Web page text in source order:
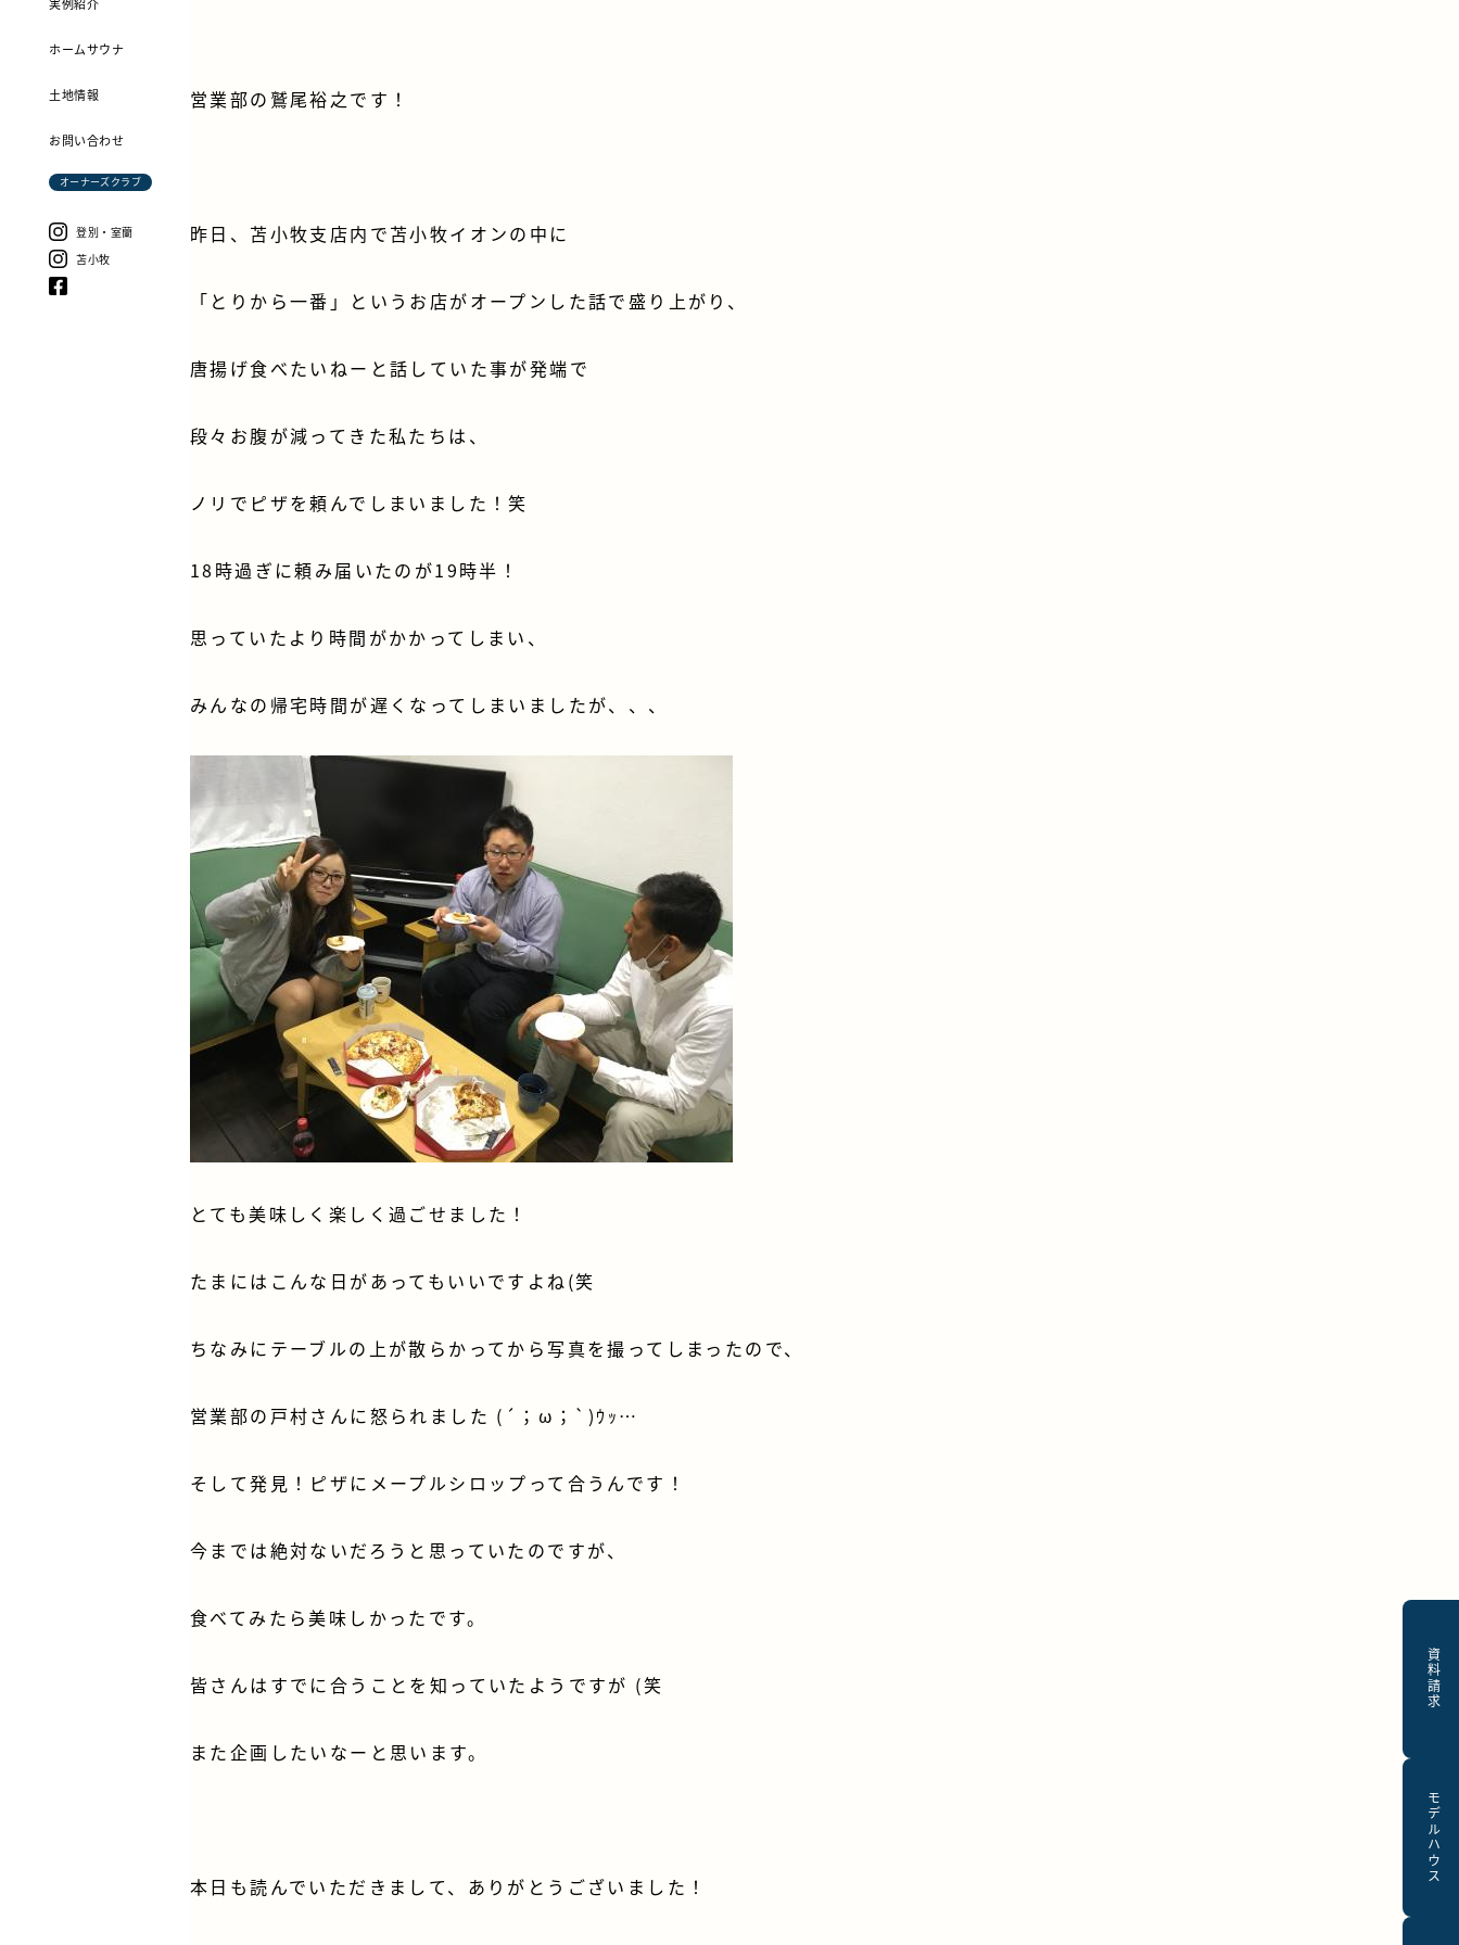
ホームサウナ
土地情報
お問い合わせ
オーナーズクラブ
登別・室蘭
苫小牧
資料請求
モデルハウス
営業部の鷲尾裕之です！
昨日、苫小牧支店内で苫小牧イオンの中に
「とりから一番」というお店がオープンした話で盛り上がり、
唐揚げ食べたいねーと話していた事が発端で
段々お腹が減ってきた私たちは、
ノリでピザを頼んでしまいました！笑
18時過ぎに頼み届いたのが19時半！
思っていたより時間がかかってしまい、
みんなの帰宅時間が遅くなってしまいましたが、、、
とても美味しく楽しく過ごせました！
たまにはこんな日があってもいいですよね(笑
ちなみにテーブルの上が散らかってから写真を撮ってしまったので、
営業部の戸村さんに怒られました (´；ω；`)ｳｯ…
そして発見！ピザにメープルシロップって合うんです！
今までは絶対ないだろうと思っていたのですが、
食べてみたら美味しかったです。
皆さんはすでに合うことを知っていたようですが (笑
また企画したいなーと思います。
本日も読んでいただきまして、ありがとうございました！